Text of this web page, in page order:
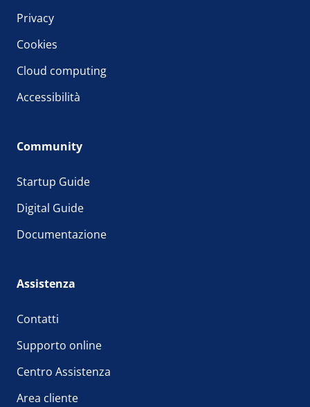
Privacy
Cookies
Cloud computing
Accessibilità
Community
Startup Guide
Digital Guide
Documentazione
Assistenza
Contatti
Supporto online
Centro Assistenza
Area cliente